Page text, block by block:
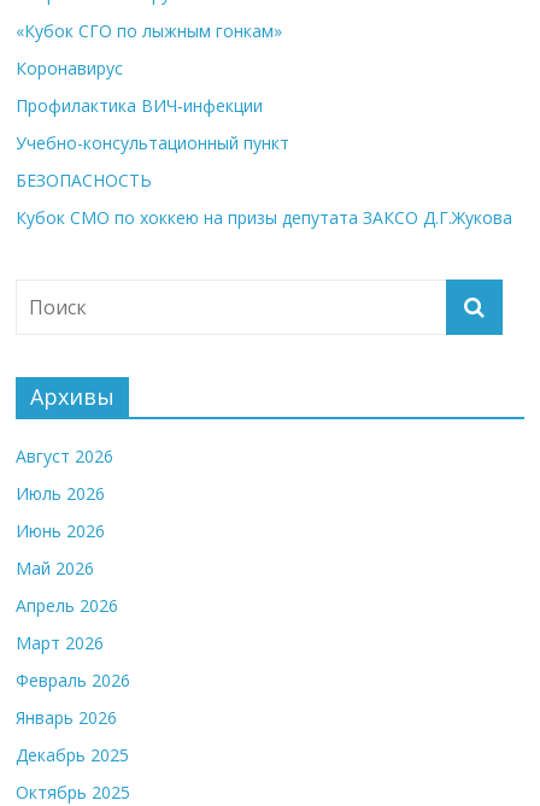
«Кубок СГО по лыжным гонкам»
Коронавирус
Профилактика ВИЧ-инфекции
Учебно-консультационный пункт
БЕЗОПАСНОСТЬ
Кубок СМО по хоккею на призы депутата ЗАКСО Д.Г.Жукова
Архивы
Август 2026
Июль 2026
Июнь 2026
Май 2026
Апрель 2026
Март 2026
Февраль 2026
Январь 2026
Декабрь 2025
Октябрь 2025